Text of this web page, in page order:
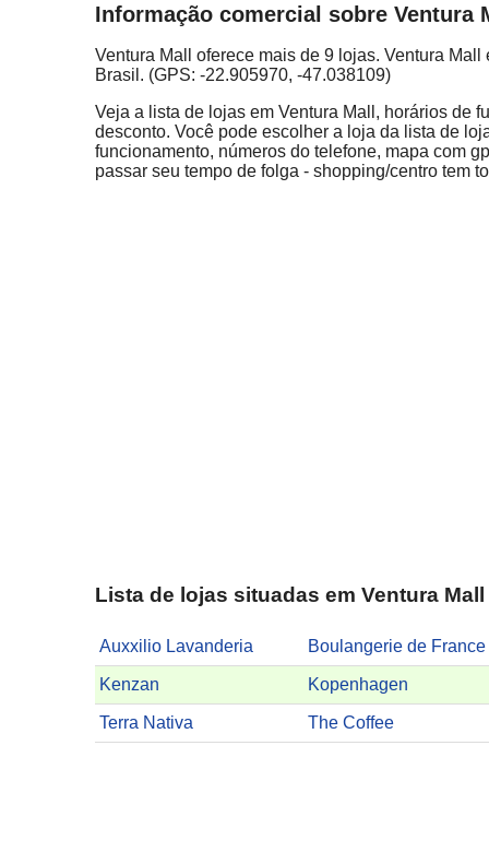
Informação comercial sobre
Ventura Mall oferece mais de 9 lojas. Ventura
Brasil. (GPS: -22.905970, -47.038109)
Veja a lista de lojas em Ventura Mall, horários de
desconto. Você pode escolher a loja da lista de
funcionamento, números do telefone, mapa com
passar seu tempo de folga - shopping/centro tem
Lista de lojas situadas em Ventura Mall
Auxxilio Lavanderia
Kenzan Kopenhagen
Terra Nativa The Coffee